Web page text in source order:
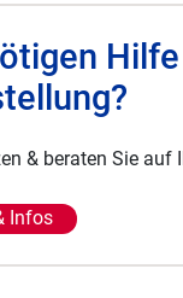
& beraten Sie auf
Infos